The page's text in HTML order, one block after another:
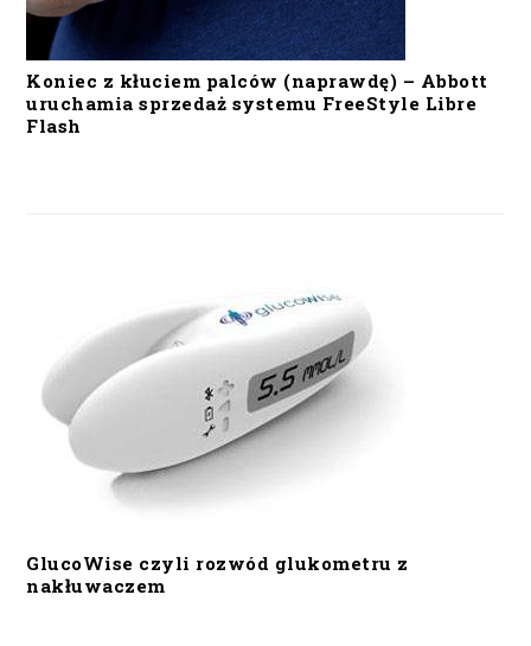
Koniec z kłuciem palców (naprawdę) – Abbott
uruchamia sprzedaż systemu FreeStyle Libre
Flash
GlucoWise czyli rozwód glukometru z
nakłuwaczem